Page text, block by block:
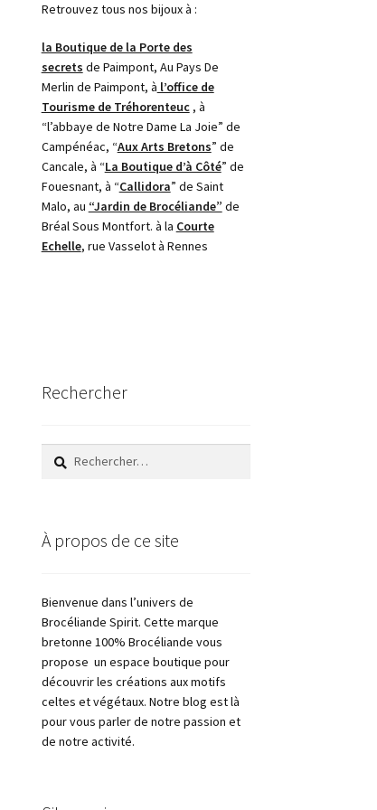
Retrouvez tous nos bijoux à :
la Boutique de la Porte des
secrets de Paimpont, Au Pays De
Merlin de Paimpont, à l’office de
Tourisme de Tréhorenteuc, à
“l’abbaye de Notre Dame La Joie” de
Campénéac, “Aux Arts Bretons” de
Cancale, à “La Boutique d’à Côté” de
Fouesnant, à “Callidora” de Saint
Malo, au “Jardin de Brocéliande” de
Bréal Sous Montfort. à la Courte
Echelle, rue Vasselot à Rennes
Rechercher
Rechercher :
À propos de ce site
Bienvenue dans l’univers de
Brocéliande Spirit. Cette marque
bretonne 100% Brocéliande vous
propose un espace boutique pour
découvrir les créations aux motifs
celtes et végétaux. Notre blog est là
pour vous parler de notre passion et
de notre activité.